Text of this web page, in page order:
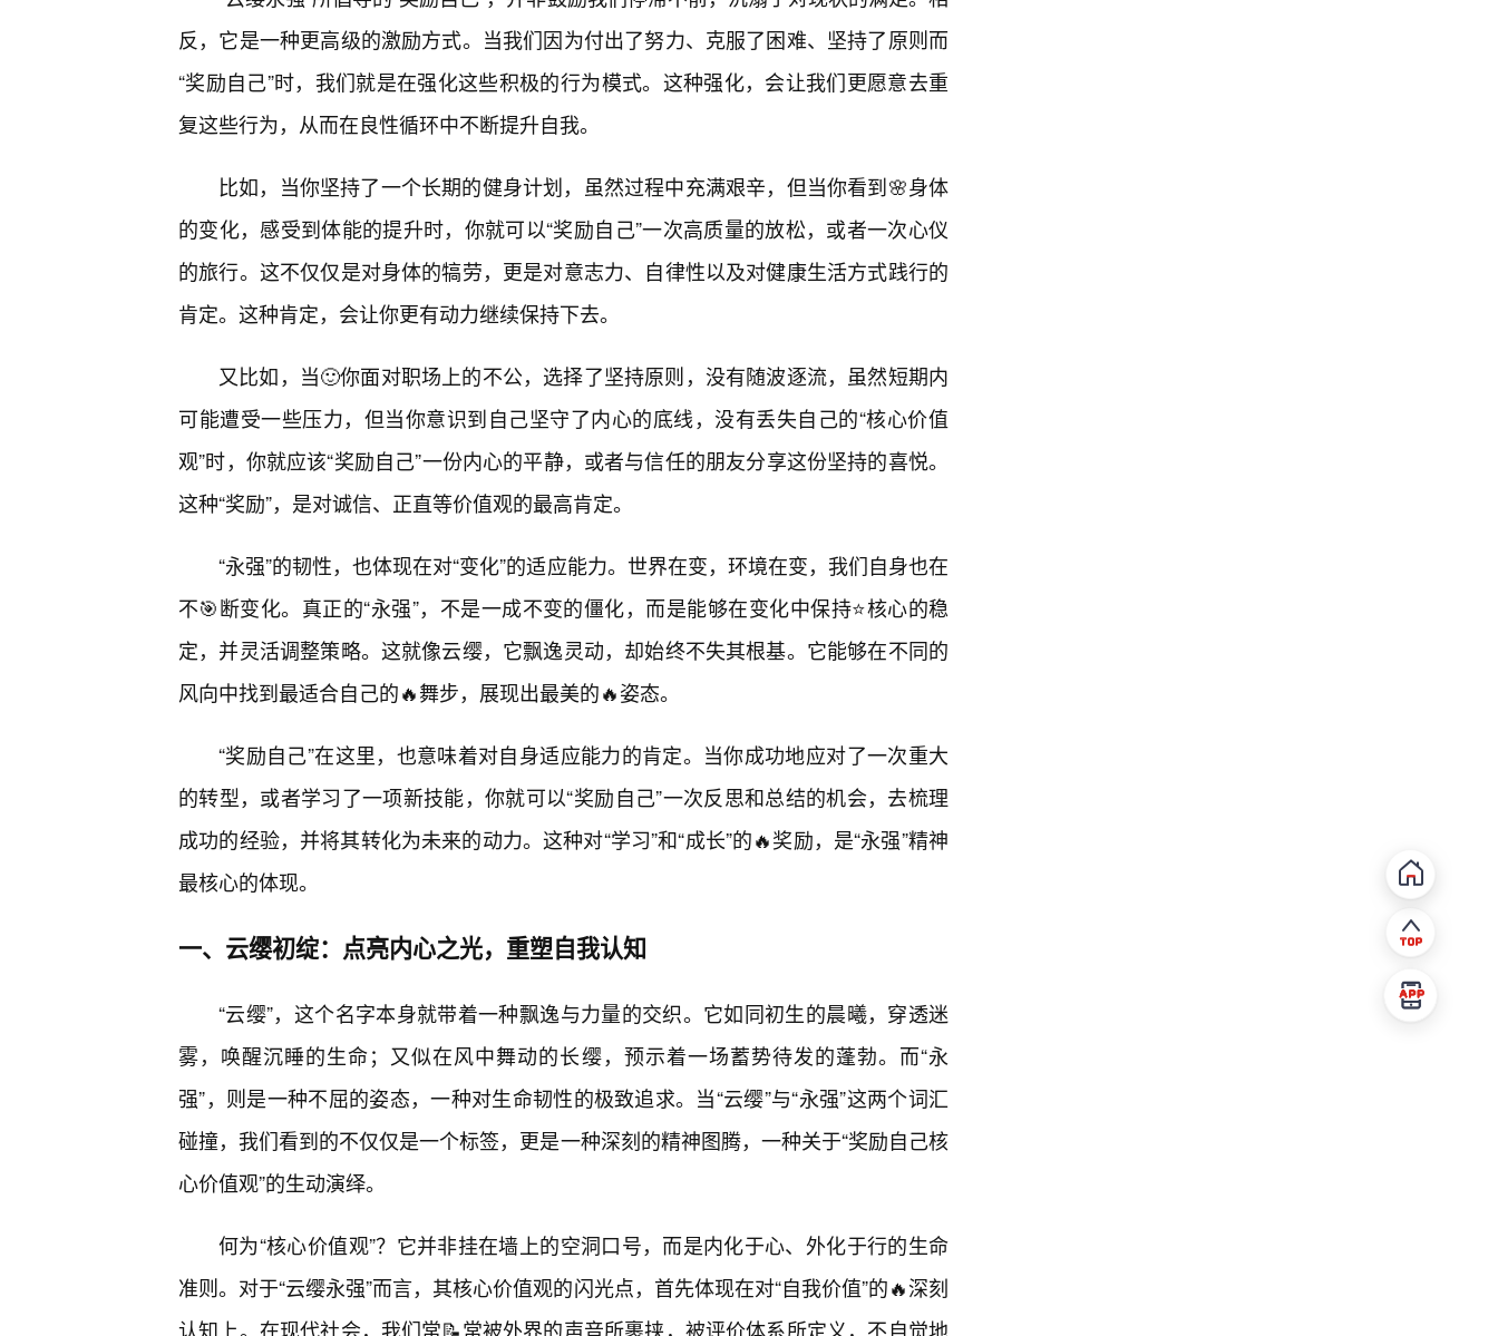
反，它是一种更高级的激励方式。当我们因为付出了努力、克服了困难、坚持了原则而
“奖励自己”时，我们就是在强化这些积极的行为模式。这种强化，会让我们更愿意去重
复这些行为，从而在良性循环中不断提升自我。
比如，当你坚持了一个长期的健身计划，虽然过程中充满艰辛，但当你看到🌸身体
的变化，感受到体能的提升时，你就可以“奖励自己”一次高质量的放松，或者一次心仪
的旅行。这不仅仅是对身体的犒劳，更是对意志力、自律性以及对健康生活方式践行的
肯定。这种肯定，会让你更有动力继续保持下去。
又比如，当🙂你面对职场上的不公，选择了坚持原则，没有随波逐流，虽然短期内
可能遭受一些压力，但当你意识到自己坚守了内心的底线，没有丢失自己的“核心价值
观”时，你就应该“奖励自己”一份内心的平静，或者与信任的朋友分享这份坚持的喜悦。
这种“奖励”，是对诚信、正直等价值观的最高肯定。
“永强”的韧性，也体现在对“变化”的适应能力。世界在变，环境在变，我们自身也在
不🎯断变化。真正的“永强”，不是一成不变的僵化，而是能够在变化中保持⭐核心的稳
定，并灵活调整策略。这就像云缨，它飘逸灵动，却始终不失其根基。它能够在不同的
风向中找到最适合自己的🔥舞步，展现出最美的🔥姿态。
“奖励自己”在这里，也意味着对自身适应能力的肯定。当你成功地应对了一次重大
的转型，或者学习了一项新技能，你就可以“奖励自己”一次反思和总结的机会，去梳理
成功的经验，并将其转化为未来的动力。这种对“学习”和“成长”的🔥奖励，是“永强”精神
最核心的体现。
一、云缨初绽：点亮内心之光，重塑自我认知
“云缨”，这个名字本身就带着一种飘逸与力量的交织。它如同初生的晨曦，穿透迷
雾，唤醒沉睡的生命；又似在风中舞动的长缨，预示着一场蓄势待发的蓬勃。而“永
强”，则是一种不屈的姿态，一种对生命韧性的极致追求。当“云缨”与“永强”这两个词汇
碰撞，我们看到的不仅仅是一个标签，更是一种深刻的精神图腾，一种关于“奖励自己核
心价值观”的生动演绎。
何为“核心价值观”？它并非挂在墙上的空洞口号，而是内化于心、外化于行的生命
准则。对于“云缨永强”而言，其核心价值观的闪光点，首先体现在对“自我价值”的🔥深刻
认知上。在现代社会，我们常📝常被外界的声音所裹挟，被评价体系所定义，不自觉地